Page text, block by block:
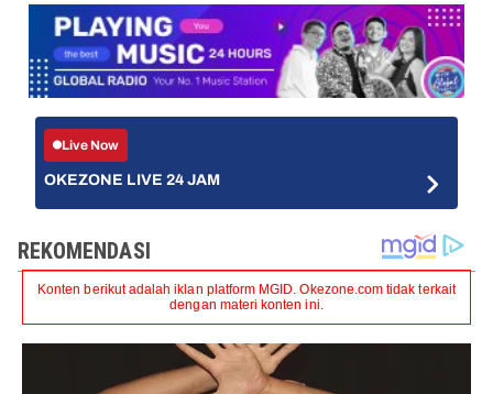
Live Now
OKEZONE LIVE 24 JAM